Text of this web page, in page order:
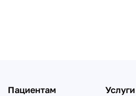
Пациентам
Услуги